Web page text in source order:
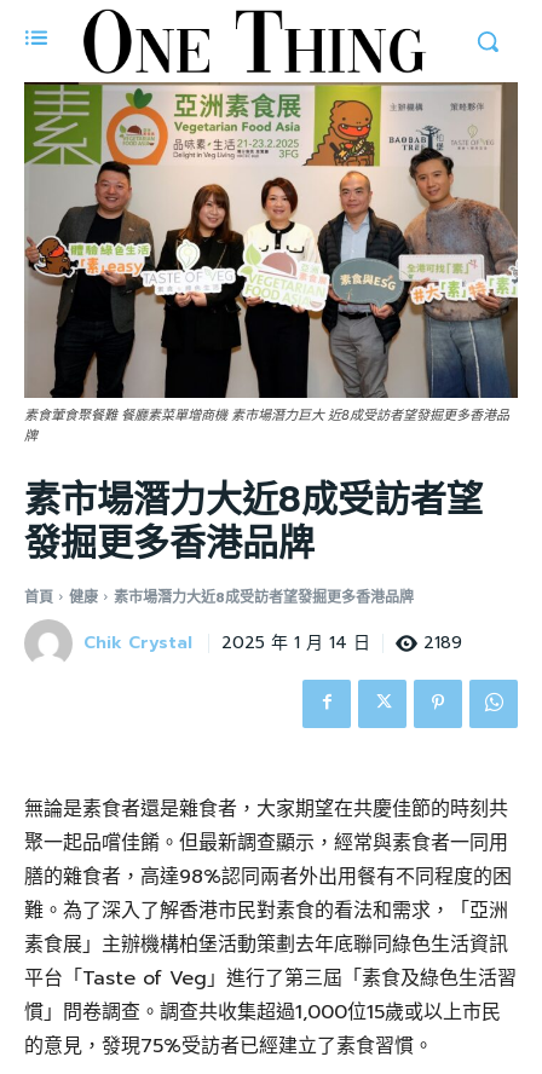
素食葷食聚餐難 餐廳素菜單增商機 素市場潛力巨大 近8成受訪者望發掘更多香港品
牌
素市場潛力大近8成受訪者望
發掘更多香港品牌
首頁 健康 素市場潛力大近8成受訪者望發掘更多香港品牌
Chik Crystal 2025 年 1 月 14 日 2189
無論是素食者還是雜食者，大家期望在共慶佳節的時刻共
聚一起品嚐佳餚。但最新調查顯示，經常與素食者一同用
膳的雜食者，高達98%認同兩者外出用餐有不同程度的困
難。為了深入了解香港市民對素食的看法和需求，「亞洲
素食展」主辦機構柏堡活動策劃去年底聯同綠色生活資訊
平台「Taste of Veg」進行了第三屆「素食及綠色生活習
慣」問卷調查。調查共收集超過1,000位15歲或以上市民
的意見，發現75%受訪者已經建立了素食習慣。